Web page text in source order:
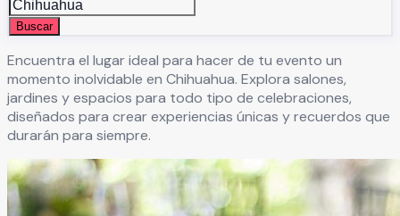
Buscar
Encuentra el lugar ideal para hacer de tu evento un
momento inolvidable en Chihuahua. Explora salones,
jardines y espacios para todo tipo de celebraciones,
diseñados para crear experiencias únicas y recuerdos que
durarán para siempre.